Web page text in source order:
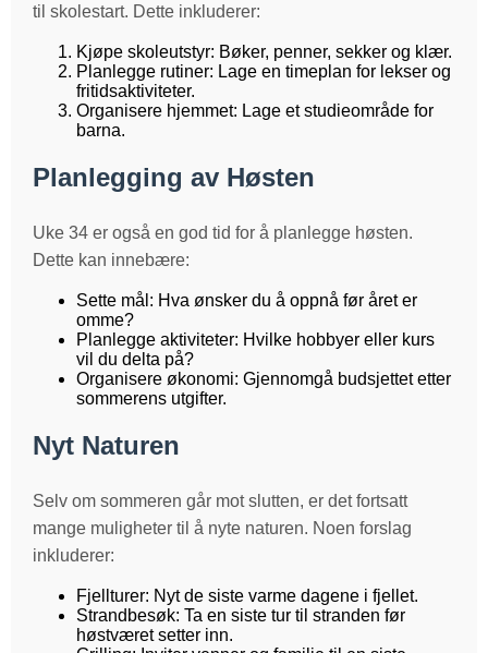
til skolestart. Dette inkluderer:
Kjøpe skoleutstyr: Bøker, penner, sekker og klær.
Planlegge rutiner: Lage en timeplan for lekser og
fritidsaktiviteter.
Organisere hjemmet: Lage et studieområde for
barna.
Planlegging av Høsten
Uke 34 er også en god tid for å planlegge høsten.
Dette kan innebære:
Sette mål: Hva ønsker du å oppnå før året er
omme?
Planlegge aktiviteter: Hvilke hobbyer eller kurs
vil du delta på?
Organisere økonomi: Gjennomgå budsjettet etter
sommerens utgifter.
Nyt Naturen
Selv om sommeren går mot slutten, er det fortsatt
mange muligheter til å nyte naturen. Noen forslag
inkluderer:
Fjellturer: Nyt de siste varme dagene i fjellet.
Strandbesøk: Ta en siste tur til stranden før
høstværet setter inn.